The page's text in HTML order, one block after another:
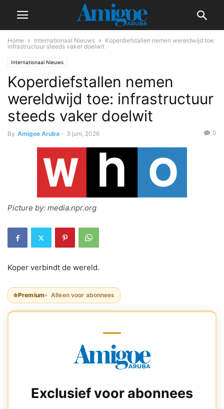
Home Internationaal Nieuws
Koperdiefstallen nemen wereldwijd toe:
infrastructuur steeds vaker doelwit
Internationaal Nieuws
Koperdiefstallen nemen
wereldwijd toe: infrastructuur
steeds vaker doelwit
By Amigoe Aruba - 3 juni, 2026 0
Picture by: media.npr.org
Koper verbindt de wereld.
⭐Premium Alleen voor abonnees
Exclusief voor abonnees